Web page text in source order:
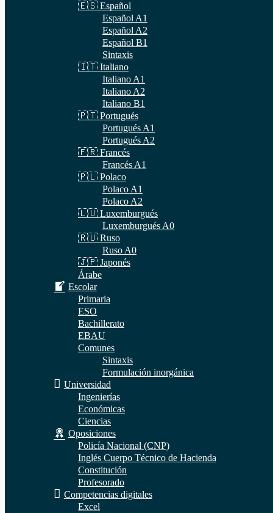
🇪🇸 Español
Español A1
Español A2
Español B1
Sintaxis
🇮🇹 Italiano
Italiano A1
Italiano A2
Italiano B1
🇵🇹 Portugués
Portugués A1
Portugués A2
🇫🇷 Francés
Francés A1
🇵🇱 Polaco
Polaco A1
Polaco A2
🇱🇺 Luxemburgués
Luxemburgués A0
🇷🇺 Ruso
Ruso A0
🇯🇵 Japonés
Árabe
Escolar
Primaria
ESO
Bachillerato
EBAU
Comunes
Sintaxis
Formulación inorgánica
Universidad
Ingenierías
Económicas
Ciencias
Oposiciones
Policía Nacional (CNP)
Inglés Cuerpo Técnico de Hacienda
Constitución
Profesorado
Competencias digitales
Excel